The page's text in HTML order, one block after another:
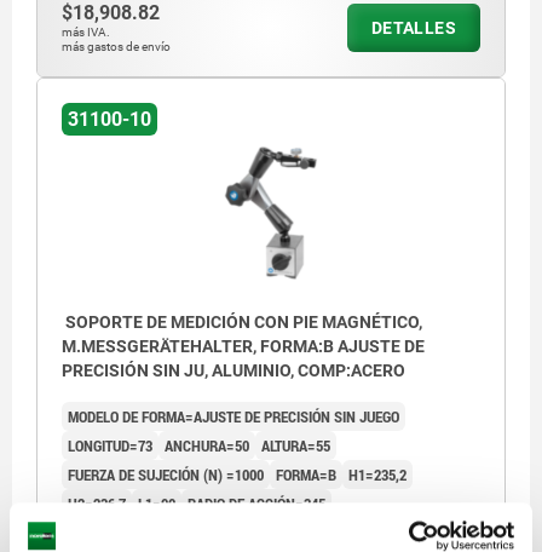
$18,908.82
más IVA.
más gastos de envío
DETALLES
31100-10
SOPORTE DE MEDICIÓN CON PIE MAGNÉTICO,
M.MESSGERÄTEHALTER, FORMA:B AJUSTE DE
PRECISIÓN SIN JU, ALUMINIO, COMP:ACERO
MODELO DE FORMA=AJUSTE DE PRECISIÓN SIN JUEGO
LONGITUD=73 ANCHURA=50 ALTURA=55
FUERZA DE SUJECIÓN (N) =1000 FORMA=B H1=235,2
H2=236,7 L1=90 RADIO DE ACCIÓN=345